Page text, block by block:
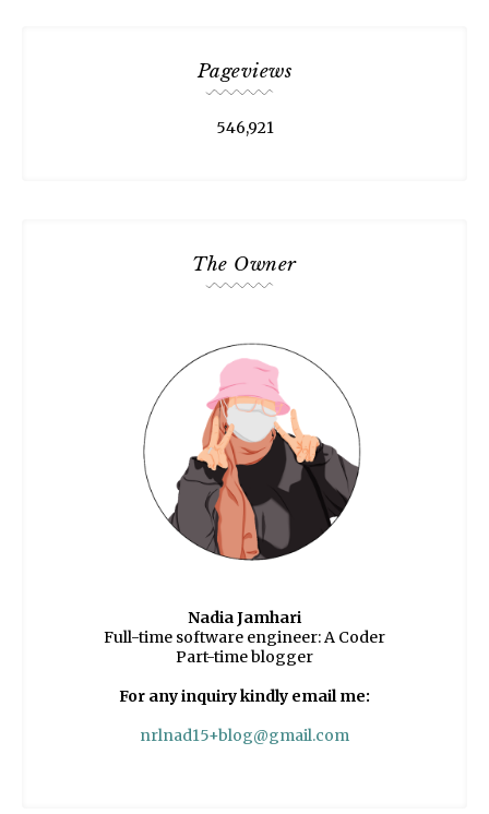
Pageviews
546,921
The Owner
Nadia Jamhari
Full-time software engineer: A Coder
Part-time blogger
For any inquiry kindly email me:
nrlnad15+blog@gmail.com